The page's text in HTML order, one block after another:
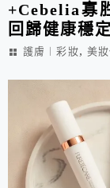
+Cebelia寡
回歸健康穩
護膚︱彩妝, 美